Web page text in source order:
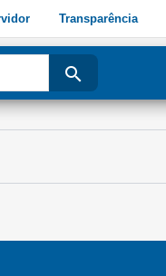
Transparência
search